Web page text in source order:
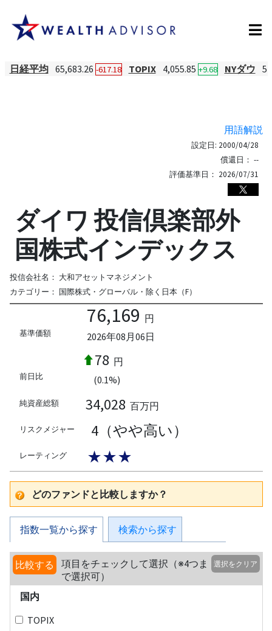
日経平均 65,683.26 -617.18 TOPIX 4,055.85 +9.68 NYダウ
用語解説
設定日: 2000/04/28
償還日： --
評価基準日： 2026/07/31
ダイワ 投信倶楽部外
国株式インデックス
投信会社名： 大和アセットマネジメント
カテゴリー： 国際株式・グローバル・除く日本（F）
基準価額
76,169 円
2026年08月06日
前日比
78 円
(0.1%)
純資産総額 34,028 百万円
リスクメジャー 4（やや高い）
レーティング ★★★
どのファンドと比較しますか？
指数一覧から探す 検索から探す
比較する
項目をチェックして選択（※4つま
で選択可）
選択をクリア
国内
TOPIX